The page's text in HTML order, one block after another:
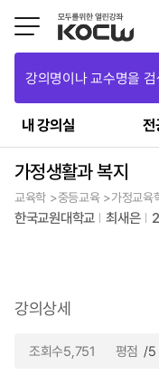
강의명이나 교수명을
내 강의실 전
가정생활과 복지
교육학 >중등교육 >가정교육
한국교원대학교 최새은
강의상세
조회수5,751 평점 /5